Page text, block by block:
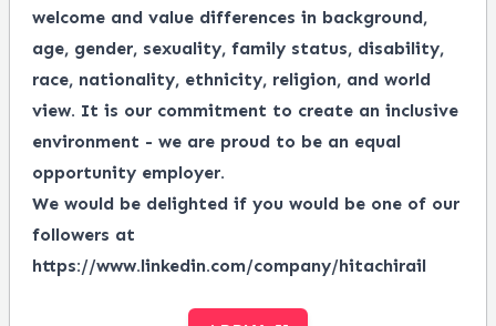
welcome and value differences in background,
age, gender, sexuality, family status, disability,
race, nationality, ethnicity, religion, and world
view. It is our commitment to create an inclusive
environment - we are proud to be an equal
opportunity employer.
We would be delighted if you would be one of our
followers at
https://www.linkedin.com/company/hitachirail